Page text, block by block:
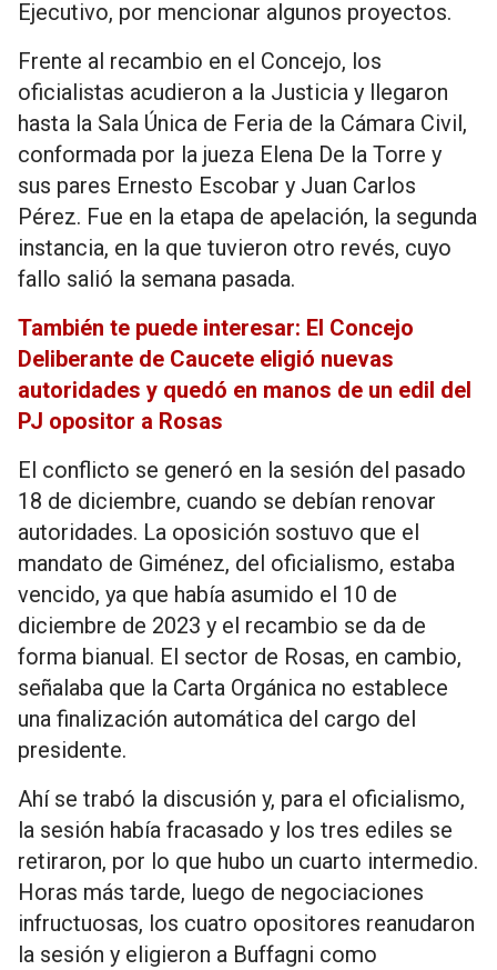
Ejecutivo, por mencionar algunos proyectos.
Frente al recambio en el Concejo, los
oficialistas acudieron a la Justicia y llegaron
hasta la Sala Única de Feria de la Cámara Civil,
conformada por la jueza Elena De la Torre y
sus pares Ernesto Escobar y Juan Carlos
Pérez. Fue en la etapa de apelación, la segunda
instancia, en la que tuvieron otro revés, cuyo
fallo salió la semana pasada.
También te puede interesar: El Concejo
Deliberante de Caucete eligió nuevas
autoridades y quedó en manos de un edil del
PJ opositor a Rosas
El conflicto se generó en la sesión del pasado
18 de diciembre, cuando se debían renovar
autoridades. La oposición sostuvo que el
mandato de Giménez, del oficialismo, estaba
vencido, ya que había asumido el 10 de
diciembre de 2023 y el recambio se da de
forma bianual. El sector de Rosas, en cambio,
señalaba que la Carta Orgánica no establece
una finalización automática del cargo del
presidente.
Ahí se trabó la discusión y, para el oficialismo,
la sesión había fracasado y los tres ediles se
retiraron, por lo que hubo un cuarto intermedio.
Horas más tarde, luego de negociaciones
infructuosas, los cuatro opositores reanudaron
la sesión y eligieron a Buffagni como